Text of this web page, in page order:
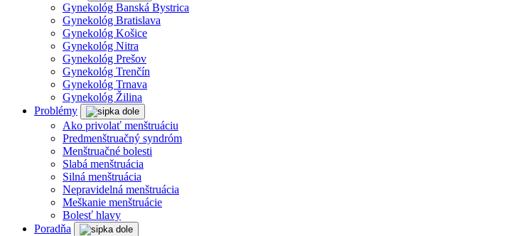
Gynekológ Banská Bystrica
Gynekológ Bratislava
Gynekológ Košice
Gynekológ Nitra
Gynekológ Prešov
Gynekológ Trenčín
Gynekológ Trnava
Gynekológ Žilina
Problémy
Ako privolať menštruáciu
Predmenštruačný syndróm
Menštruačné bolesti
Slabá menštruácia
Silná menštruácia
Nepravidelná menštruácia
Meškanie menštruácie
Bolesť hlavy
Poradňa